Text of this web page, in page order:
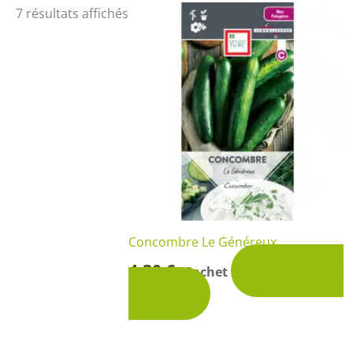
Arbustes de terre de bruyère
Plantes Grimpantes
Arbres fruitiers
Plantes méditerranéennes et exotiques
Plantes
Plantes
Plantes
Plantes
Plantes
Plantes
Plantes
7 résultats affichés
Concombre Le Généreux
4,30€-Sachet